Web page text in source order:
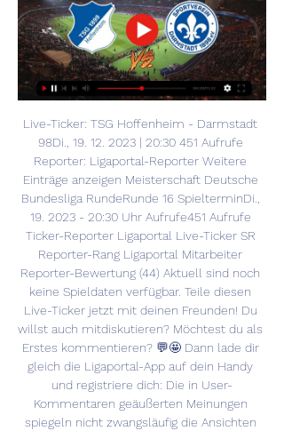
Live-Ticker: TSG Hoffenheim - Darmstadt
98Di., 19. 12. 2023 | 20:30 451 Aufrufe
Reporter: Ligaportal-Reporter Weitere
Einträge anzeigen Meisterschaft Deutsche
Bundesliga RundeRunde 16 SpielterminDi.,
19. 2023 - 20:30 Uhr Aufrufe451 Aufrufe
Ticker-Reporter Ligaportal Live-Ticker SR
Reporter-Rang Ligaportal Mitarbeiter
Reporter-Bewertung (44) Aktuell sind noch
keine Spieldaten verfügbar. Teile diesen
Live-Ticker jetzt mit deinen Freunden! Du
willst auch mitdiskutieren? Möchtest du als
Erstes kommentieren? 💬🤩 Dann lade dir
gleich die Ligaportal-App auf dein Handy
und registriere dich: Die in User-
Kommentaren geäußerten Meinungen
spiegeln nicht zwangsläufig die Ansichten